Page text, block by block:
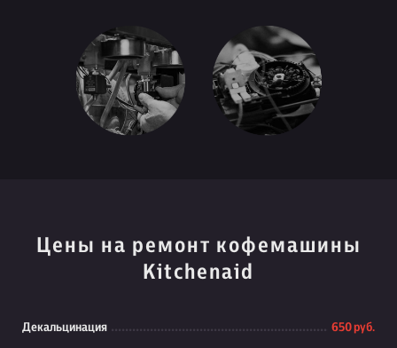
Цены на ремонт кофемашины
Kitchenaid
Декальцинация 650 руб.